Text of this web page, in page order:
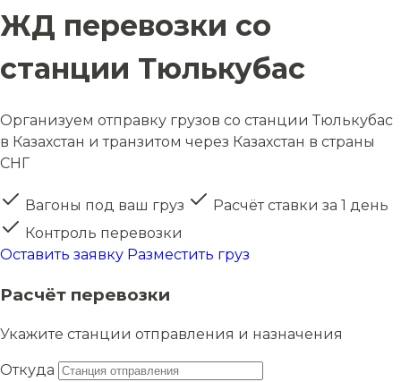
ЖД перевозки со
станции Тюлькубас
Организуем отправку грузов со станции Тюлькубас
в Казахстан и транзитом через Казахстан в страны
СНГ
Вагоны под ваш груз
Расчёт ставки за 1 день
Контроль перевозки
Оставить заявку Разместить груз
Расчёт перевозки
Укажите станции отправления и назначения
Откуда